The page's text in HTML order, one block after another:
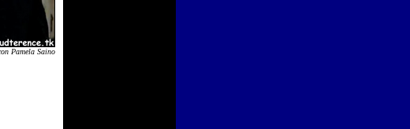
Pamela Saino